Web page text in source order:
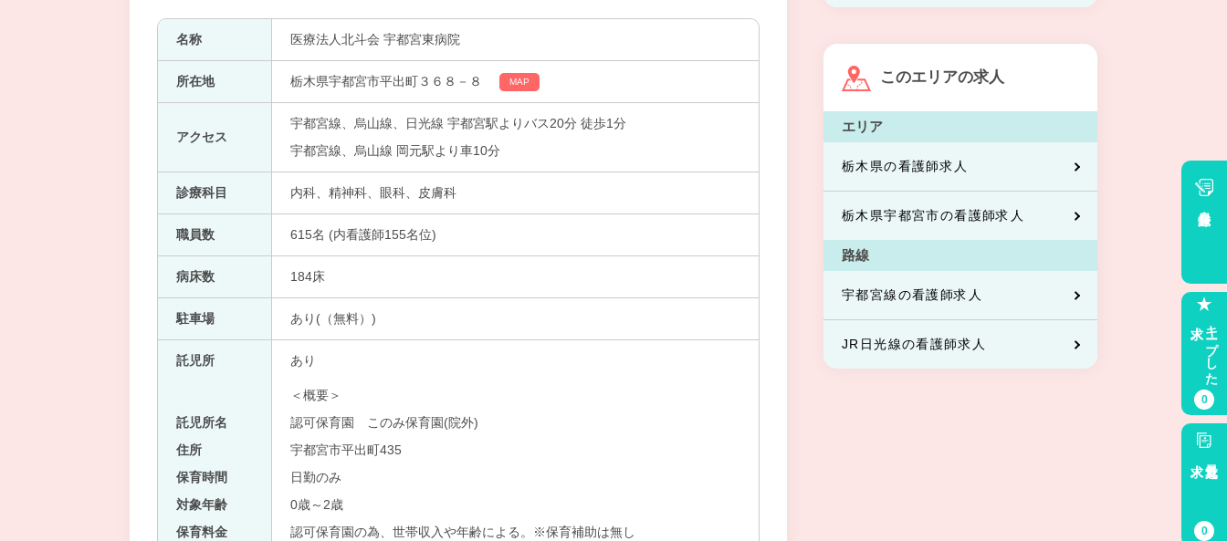
名称 医療法人北斗会 宇都宮東病院
所在地 栃木県宇都宮市平出町３６８－８ MAP
アクセス
宇都宮線、烏山線、日光線 宇都宮駅よりバス20分 徒歩1分
宇都宮線、烏山線 岡元駅より車10分
診療科目 内科、精神科、眼科、皮膚科
職員数 615名 (内看護師155名位)
病床数 184床
駐車場 あり(（無料）)
託児所 あり
＜概要＞
託児所名
認可保育園 このみ保育園(院外)
住所
宇都宮市平出町435
保育時間
日勤のみ
対象年齢
0歳～2歳
保育料金
認可保育園の為、世帯収入や年齢による。※保育補助は無し
このエリアの求人
エリア
栃木県の看護師求人
栃木県宇都宮市の看護師求人
路線
宇都宮線の看護師求人
JR日光線の看護師求人 キープした
0
最近見た
0